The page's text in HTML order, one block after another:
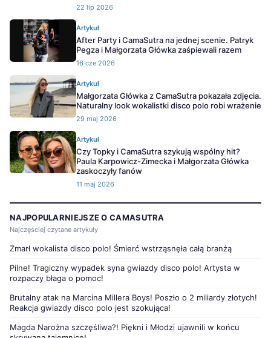
22 lip 2026
Artykuł
After Party i CamaSutra na jednej scenie. Patryk
Pegza i Małgorzata Główka zaśpiewali razem
16 cze 2026
Artykuł
Małgorzata Główka z CamaSutra pokazała zdjęcia.
Naturalny look wokalistki disco polo robi wrażenie
29 maj 2026
Artykuł
Czy Topky i CamaSutra szykują wspólny hit?
Paula Karpowicz-Zimecka i Małgorzata Główka
zaskoczyły fanów
11 maj 2026
NAJPOPULARNIEJSZE O CAMASUTRA
Najczęściej czytane artykuły
Zmarł wokalista disco polo! Śmierć wstrząsnęła całą branżą
Pilne! Tragiczny wypadek syna gwiazdy disco polo! Artysta w
rozpaczy błaga o pomoc!
Brutalny atak na Marcina Millera Boys! Poszło o 2 miliardy złotych!
Reakcja gwiazdy disco polo jest szokująca!
Magda Narożna szczęśliwa?! Piękni i Młodzi ujawnili w końcu